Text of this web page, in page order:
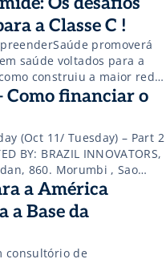
[…]
a Classe C !
promoverá
saúde voltados para a
construiu a maior rede
a Classe C. Teremos
em diálise através da
Como financiar o
(Oct 11/ Tuesday) – Part 2
BY: BRAZIL INNOVATORS,
860. Morumbi , Sao
YANG Part 2 – getting
After the first successful
a América
a Base da
consultório de